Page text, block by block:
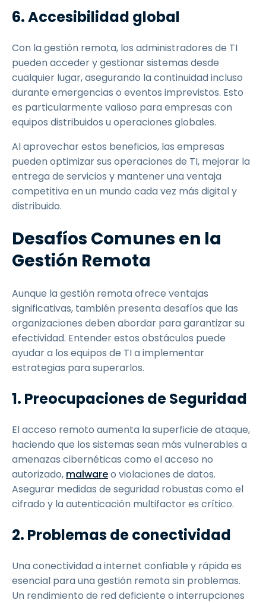
6. Accesibilidad global
Con la gestión remota, los administradores de TI
pueden acceder y gestionar sistemas desde
cualquier lugar, asegurando la continuidad incluso
durante emergencias o eventos imprevistos. Esto
es particularmente valioso para empresas con
equipos distribuidos u operaciones globales.
Al aprovechar estos beneficios, las empresas
pueden optimizar sus operaciones de TI, mejorar la
entrega de servicios y mantener una ventaja
competitiva en un mundo cada vez más digital y
distribuido.
Desafíos Comunes en la
Gestión Remota
Aunque la gestión remota ofrece ventajas
significativas, también presenta desafíos que las
organizaciones deben abordar para garantizar su
efectividad. Entender estos obstáculos puede
ayudar a los equipos de TI a implementar
estrategias para superarlos.
1. Preocupaciones de Seguridad
El acceso remoto aumenta la superficie de ataque,
haciendo que los sistemas sean más vulnerables a
amenazas cibernéticas como el acceso no
autorizado, malwareo violaciones de datos.
Asegurar medidas de seguridad robustas como el
cifrado y la autenticación multifactor es crítico.
2. Problemas de conectividad
Una conectividad a internet confiable y rápida es
esencial para una gestión remota sin problemas.
Un rendimiento de red deficiente o interrupciones